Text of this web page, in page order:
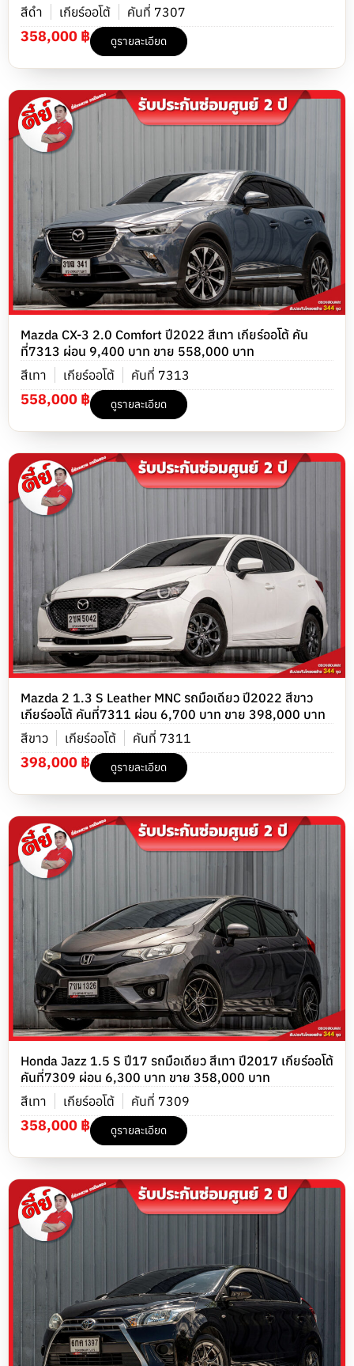
สีดำ
เกียร์ออโต้ คันที่ 7307
358,000 ฿ ดูรายละเอียด
Mazda CX-3 2.0 Comfort ปี2022 สีเทา เกียร์ออโต้ คัน
ที่7313 ผ่อน 9,400 บาท ขาย 558,000 บาท
สีเทา
เกียร์ออโต้ คันที่ 7313
558,000 ฿ ดูรายละเอียด
Mazda 2 1.3 S Leather MNC รถมือเดียว ปี2022 สีขาว
เกียร์ออโต้ คันที่7311 ผ่อน 6,700 บาท ขาย 398,000 บาท
สีขาว
เกียร์ออโต้ คันที่ 7311
398,000 ฿ ดูรายละเอียด
Honda Jazz 1.5 S ปี17 รถมือเดียว สีเทา ปี2017 เกียร์ออโต้
คันที่7309 ผ่อน 6,300 บาท ขาย 358,000 บาท
สีเทา
เกียร์ออโต้ คันที่ 7309
358,000 ฿ ดูรายละเอียด